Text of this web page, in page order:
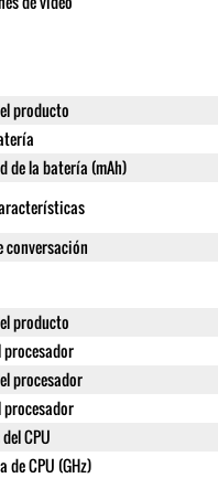
producto
de la batería (mAh)
conversación
producto
procesador
procesador
procesador
CPU
de CPU (GHz)